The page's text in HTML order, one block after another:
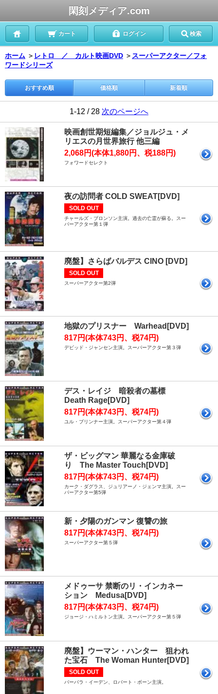
閑刻メディア.com
カート ログイン 検索
ホーム ＞ レトロ ／ カルト映画DVD ＞ スーパーアクター／フォ
ワードシリーズ
おすすめ順 価格順 新着順
1-12 / 28 次のページへ
映画創世期短編集／ジョルジュ・メ
リエスの月世界旅行 他三編
2,068円(本体1,880円、税188円)
フォワードセレクト
夜の訪問者 COLD SWEAT[DVD]
SOLD OUT
チャールズ・ブロンソン主演。過去の亡霊が蘇る。スー
パーアクター第１弾
廃盤】さらばバルデス CINO [DVD]
SOLD OUT
スーパーアクター第2弾
地獄のプリスナー Warhead[DVD]
817円(本体743円、税74円)
デビッド・ジャンセン主演。スーパーアクター第３弾
デス・レイジ 暗殺者の墓標
Death Rage[DVD]
817円(本体743円、税74円)
ユル・ブリンナー主演。スーパーアクター第４弾
ザ・ビッグマン 華麗なる金庫破
り The Master Touch[DVD]
817円(本体743円、税74円)
カーク・ダグラス、ジュリアーノ・ジェンマ主演。スー
パーアクター第5弾
新・夕陽のガンマン 復讐の旅
817円(本体743円、税74円)
スーパーアクター第５弾
メドゥーサ 禁断のリ・インカネー
ション Medusa[DVD]
817円(本体743円、税74円)
ジョージ・ハミルトン主演。スーパーアクター第５弾
廃盤】ウーマン・ハンター 狙われ
た宝石 The Woman Hunter[DVD]
SOLD OUT
バーバラ・イーデン、ロバート・ボーン主演。